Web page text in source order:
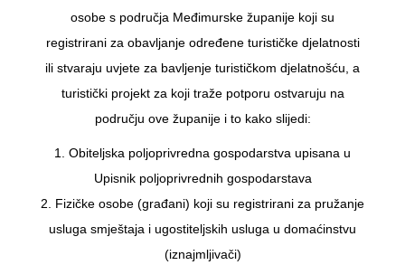
osobe s područja Međimurske županije koji su
registrirani za obavljanje određene turističke djelatnosti
ili stvaraju uvjete za bavljenje turističkom djelatnošću, a
turistički projekt za koji traže potporu ostvaruju na
području ove županije i to kako slijedi:
1. Obiteljska poljoprivredna gospodarstva upisana u
Upisnik poljoprivrednih gospodarstava
2. Fizičke osobe (građani) koji su registrirani za pružanje
usluga smještaja i ugostiteljskih usluga u domaćinstvu
(iznajmljivači)